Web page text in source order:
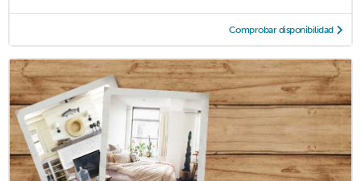
Comprobar disponibilidad